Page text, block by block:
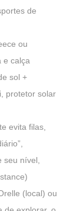
de
ou
e calça
sol +
protetor solar
evita filas,
seu nível,
(local) ou